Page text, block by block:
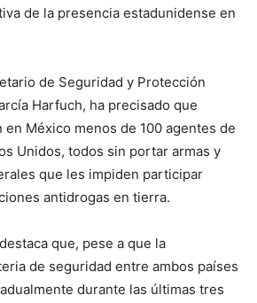
de la presencia estadunidense en
de Seguridad y Protección
Harfuch, ha precisado que
México menos de 100 agentes de
Unidos, todos sin portar armas y
que les impiden participar
antidrogas en tierra.
destaca que, pese a que la
de seguridad entre ambos países
durante las últimas tres